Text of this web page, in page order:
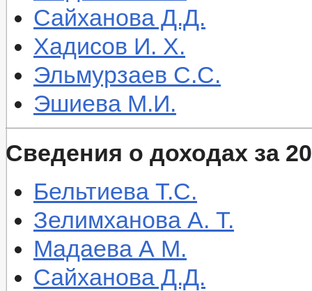
Сайханова Д.Д.
Хадисов И. Х.
Эльмурзаев С.С.
Эшиева М.И.
Сведения о доходах за
Бельтиева Т.С.
Зелимханова А. Т.
Мадаева А М.
Сайханова Д.Д.